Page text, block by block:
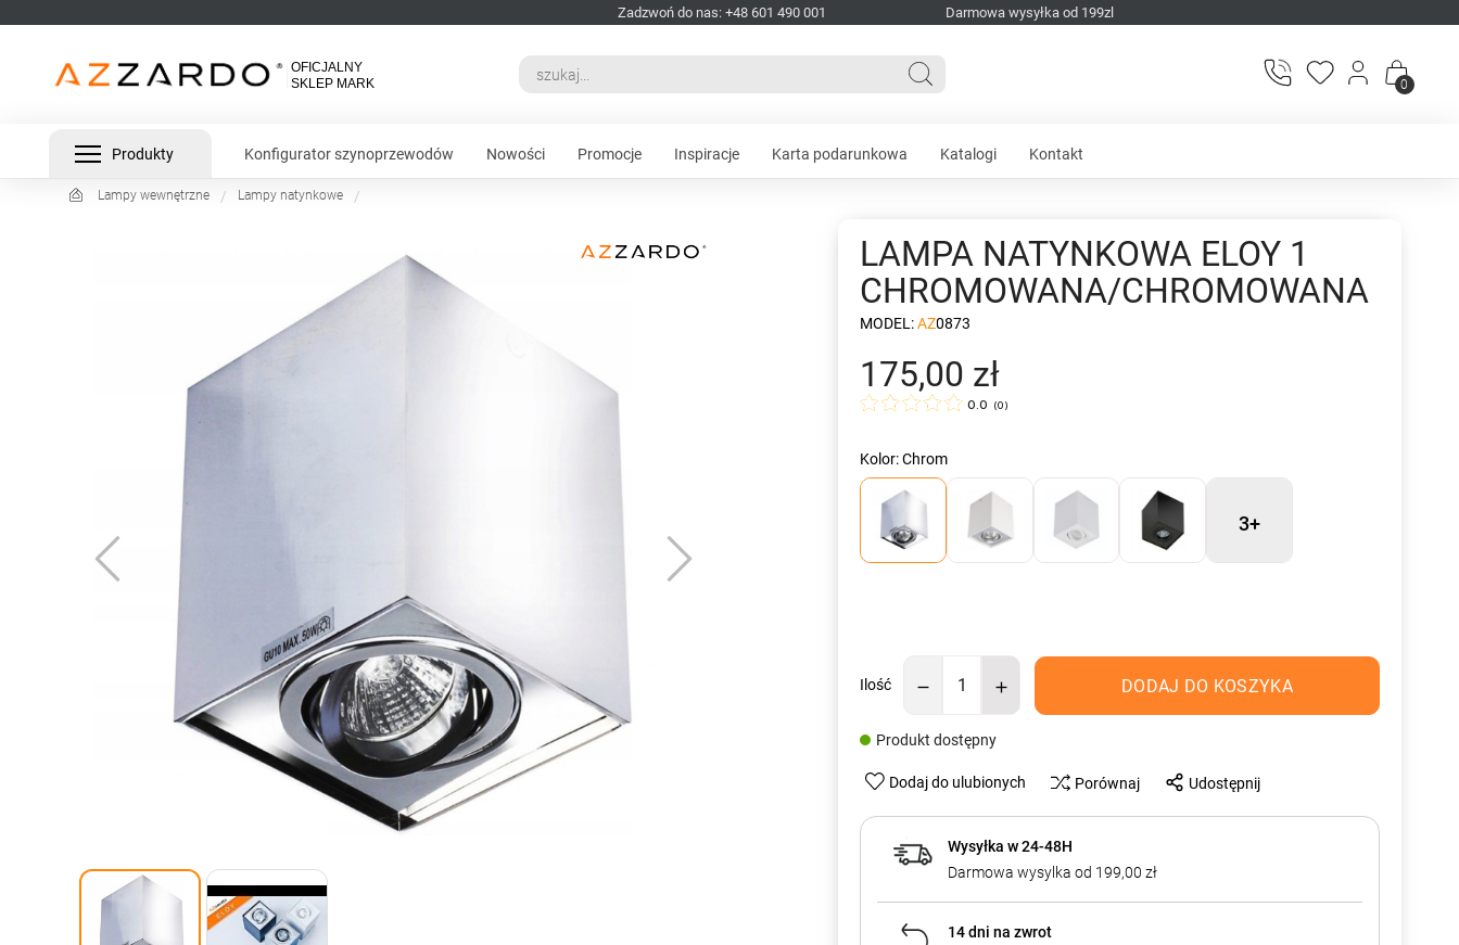
Zadzwoń do nas: +48 601 490 001 Darmowa wysyłka od 199zl
0
Produkty Konfigurator szynoprzewodów Nowości Promocje Inspiracje Karta podarunkowa Katalogi Kontakt
Lampy wewnętrzne Lampy natynkowe
LAMPA NATYNKOWA ELOY 1
CHROMOWANA/CHROMOWANA
MODEL:AZ0873
175,00 zł
0.0 (0)
Kolor: Chrom
3+
Ilość DODAJ DO KOSZYKA
Produkt dostępny
Dodaj do ulubionych Porównaj Udostępnij
Wysyłka w 24-48H
Darmowa wysylka od 199,00 zł
14 dni na zwrot